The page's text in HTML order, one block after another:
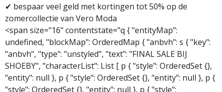
✔ bespaar veel geld met kortingen tot 50% op de
zomercollectie van Vero Moda
<span size="16" contentstate="q { "entityMap":
undefined, "blockMap": OrderedMap { "anbvh": s { "key":
"anbvh", "type": "unstyled", "text": "FINAL SALE BIJ
SHOEBY", "characterList": List [ p { "style": OrderedSet {},
"entity": null }, p { "style": OrderedSet {}, "entity": null }, p {
"style": OrderedSet {}, "entity": null }, p { "style":